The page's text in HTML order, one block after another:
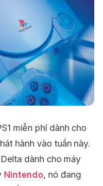
miễn phí dành cho
hành vào tuần này.
dành cho máy
Nintendo, nó đang